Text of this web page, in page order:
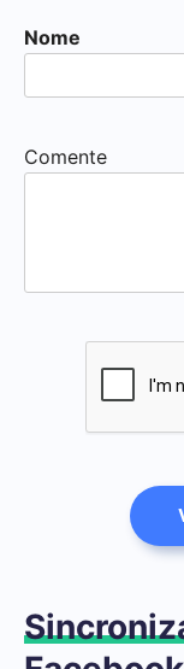
Nome
Comente